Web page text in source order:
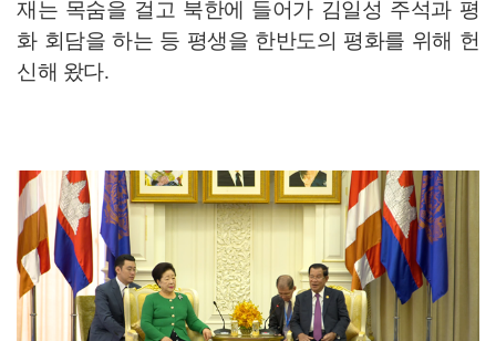
재는 목숨을 걸고 북한에 들어가 김일성 주석과 평
화 회담을 하는 등 평생을 한반도의 평화를 위해 헌
신해 왔다.